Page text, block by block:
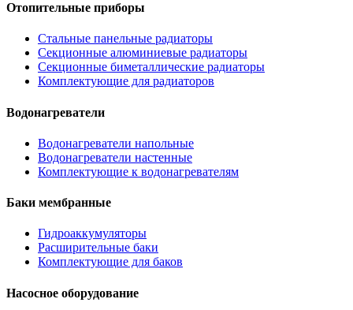
Отопительные приборы
Стальные панельные радиаторы
Секционные алюминиевые радиаторы
Секционные биметаллические радиаторы
Комплектующие для радиаторов
Водонагреватели
Водонагреватели напольные
Водонагреватели настенные
Комплектующие к водонагревателям
Баки мембранные
Гидроаккумуляторы
Расширительные баки
Комплектующие для баков
Насосное оборудование